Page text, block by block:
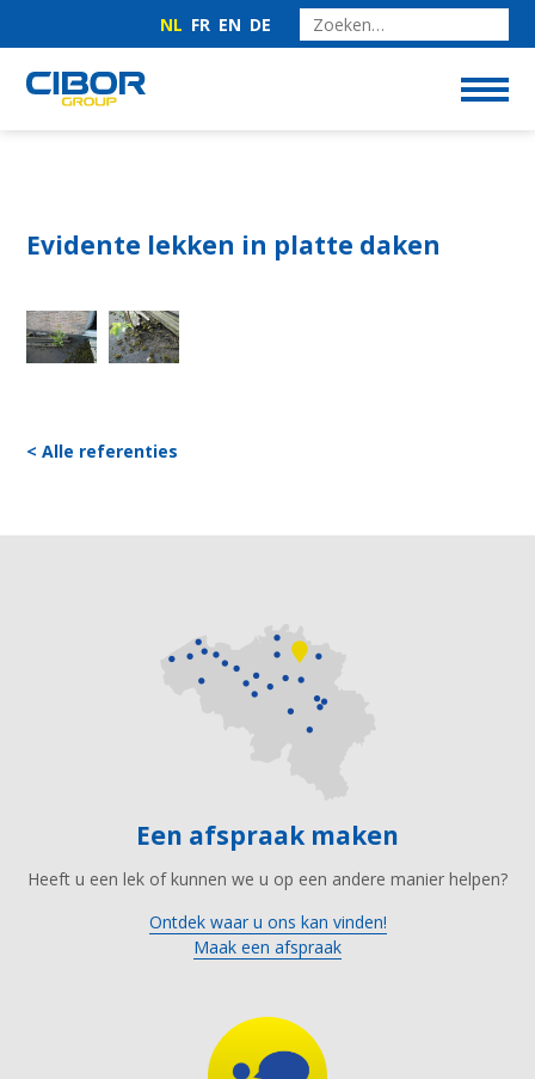
NL FR EN DE
Evidente lekken in platte daken
< Alle referenties
Een afspraak maken
Heeft u een lek of kunnen we u op een andere manier helpen?
Ontdek waar u ons kan vinden!
Maak een afspraak